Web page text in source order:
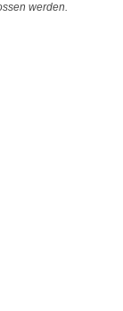
werden.